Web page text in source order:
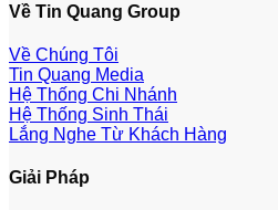
Về Tin Quang Group
Về Chúng Tôi
Tin Quang Media
Hệ Thống Chi Nhánh
Hệ Thống Sinh Thái
Lắng Nghe Từ Khách Hàng
Giải Pháp